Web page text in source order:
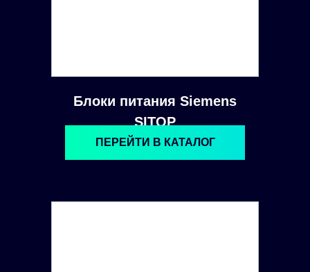
Блоки питания Siemens
SITOP
ПЕРЕЙТИ В КАТАЛОГ